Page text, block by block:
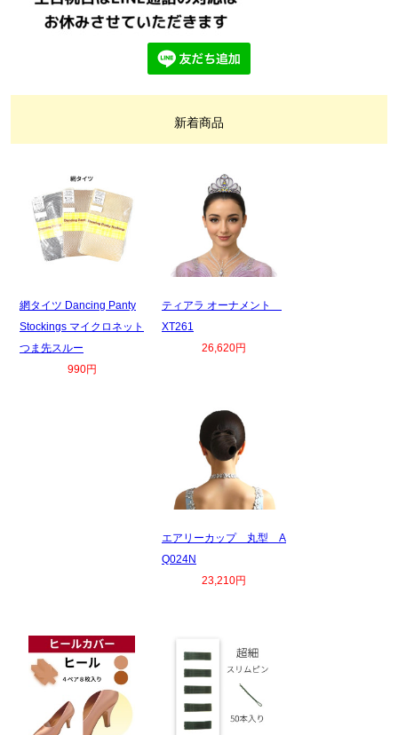
新着商品
網タイツ Dancing Panty
Stockings マイクロネット
つま先スルー
990円
ティアラ オーナメント
XT261
26,620円
エアリーカップ 丸型 A
Q024N
23,210円